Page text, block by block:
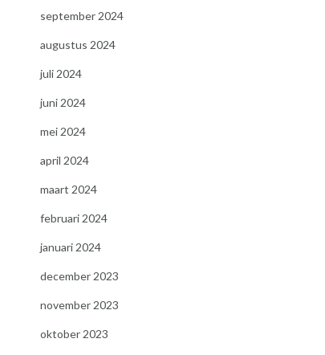
september 2024
augustus 2024
juli 2024
juni 2024
mei 2024
april 2024
maart 2024
februari 2024
januari 2024
december 2023
november 2023
oktober 2023